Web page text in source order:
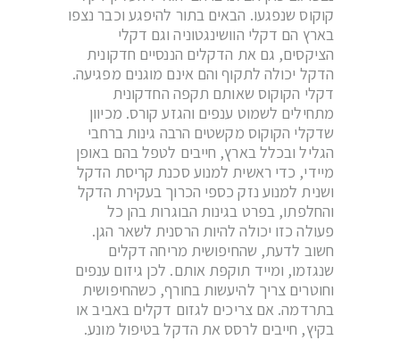
קוקוס שנפגעו. הבאים בתור להיפגע וכבר נצפו
בארץ הם דקלי הוושינגטוניה וגם דקלי
הציקסים, גם את הדקלים הננסיים חדקונית
הדקל יכולה לתקוף והם אינם מוגנים מפגיעה.
דקלי הקוקוס שאותם תקפה החדקונית
מתחילים לשמוט ענפים והגזע קורס. מכיוון
שדקלי הקוקוס מקשטים הרבה גינות ברחבי
הגליל ובכלל בארץ, חייבים לטפל בהם באופן
מיידי, כדי ראשית למנוע סכנת קריסת הדקל
ושנית למנוע נזק כספי הכרוך בעקירת הדקל
והחלפתו, בפרט בגינות הבוגרות בהן כל
פעולה כזו יכולה להיות הרסנית לשאר הגן.
חשוב לדעת, שהחיפושית מריחה דקלים
שנגזמו, ומייד תוקפת אותם. לכן גיזום ענפים
וחוטרים צריך להיעשות בחורף, כשהחיפושית
בתרדמה. אם צריכים לגזום דקלים באביב או
בקיץ, חייבים לרסס את הדקל בטיפול מונע.